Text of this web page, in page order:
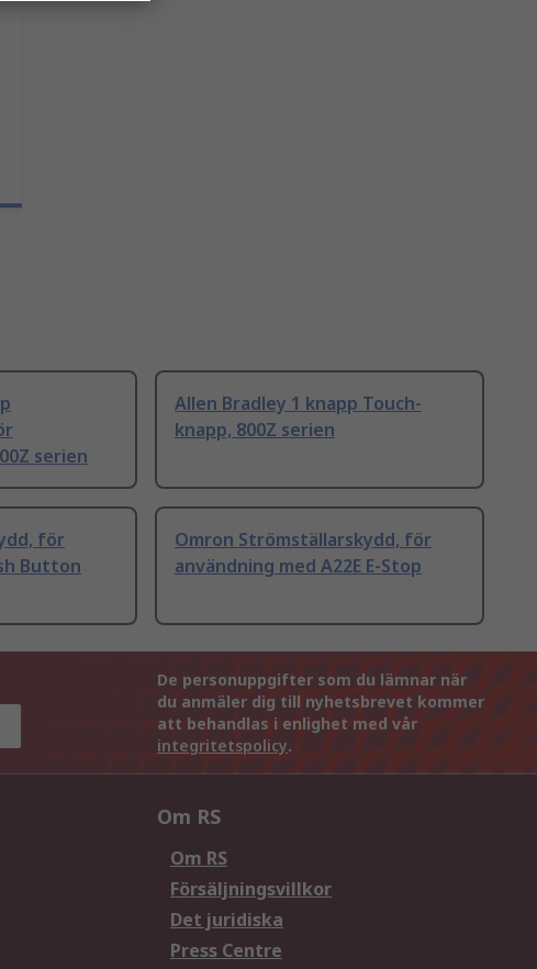
serien
Allen Bradley 1 knapp Touch-
knapp, 800Z serien
för
Button
Omron Strömställarskydd, för
användning med A22E E-Stop
De personuppgifter som du lämnar när
du anmäler dig till nyhetsbrevet kommer
att behandlas i enlighet med vår
integritetspolicy.
Om RS
Om RS
Försäljningsvillkor
Det juridiska
Press Centre